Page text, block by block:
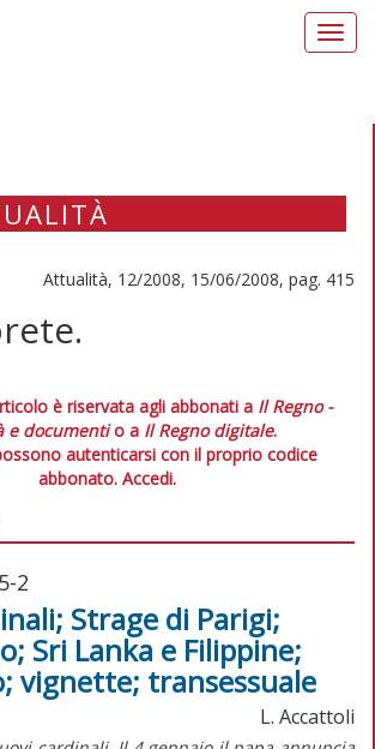
Attualità, 12/2008, 15/06/2008, pag. 415
è riservata agli abbonati a Il Regno -
e documentio a Il Regno digitale.
autenticarsi con il proprio codice
abbonato. Accedi.
2
Strage di Parigi;
Sri Lanka e Filippine;
vignette; transessuale
L. Accattoli